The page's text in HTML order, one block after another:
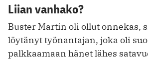
Liian vanhako?
Buster Martin oli ollut onnekas,
löytänyt työnantajan, joka oli
palkkaamaan hänet lähes